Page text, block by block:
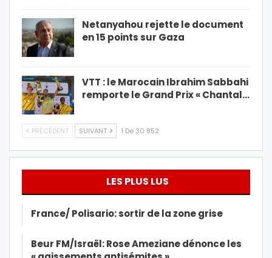
Netanyahou rejette le document
en 15 points sur Gaza
VTT : le Marocain Ibrahim Sabbahi
remporte le Grand Prix « Chantal…
PRÉCÉDENT SUIVANT 1 De 30 852
LES PLUS LUS
France/ Polisario: sortir de la zone grise
Beur FM/Israël: Rose Ameziane dénonce les